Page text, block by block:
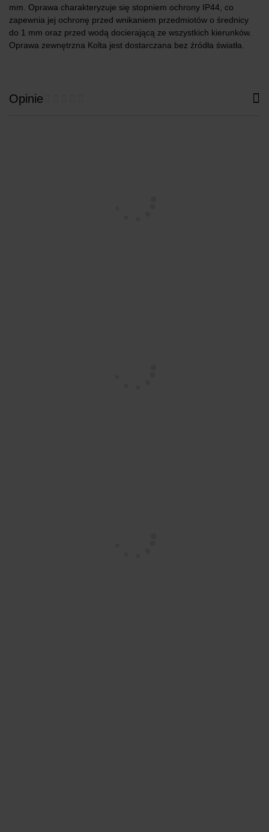
mm. Oprawa charakteryzuje się stopniem ochrony IP44, co
zapewnia jej ochronę przed wnikaniem przedmiotów o średnicy
do 1 mm oraz przed wodą docierającą ze wszystkich kierunków.
Oprawa zewnętrzna Kolta jest dostarczana bez źródła światła.
Opinie